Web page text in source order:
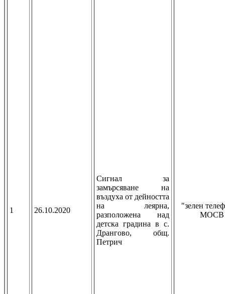
1 26.10.2020
Сигнал за
замърсяване на
въздуха от дейността
на леярна,
разположена над
детска градина в с.
Дрангово, общ.
Петрич
"зелен
МОСВ